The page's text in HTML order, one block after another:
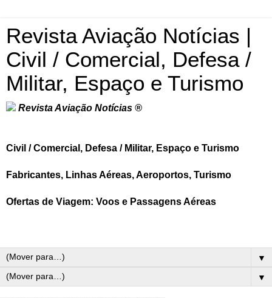
Revista Aviação Notícias |
Civil / Comercial, Defesa /
Militar, Espaço e Turismo
Revista Aviação Notícias ®
Civil / Comercial, Defesa / Militar, Espaço e Turismo
Fabricantes, Linhas Aéreas, Aeroportos, Turismo
Ofertas de Viagem: Voos e Passagens Aéreas
▼
▼